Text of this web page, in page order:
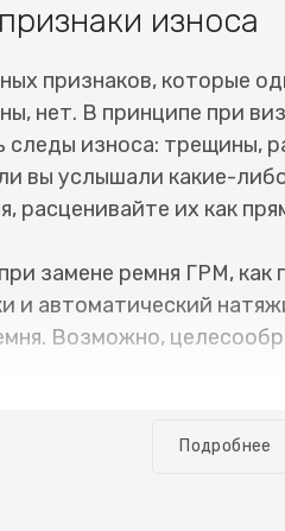
износа
признаков, которые
нет. В принципе при
следы износа: трещины,
вы услышали какие-
расценивайте их как
замене ремня ГРМ,
и автоматический
Возможно,
не занимает многоПодробнее